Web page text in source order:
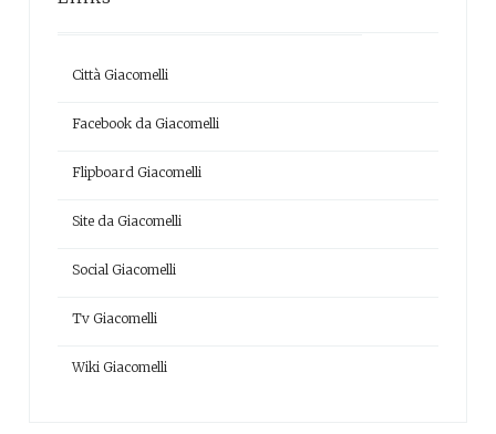
Città Giacomelli
Facebook da Giacomelli
Flipboard Giacomelli
Site da Giacomelli
Social Giacomelli
Tv Giacomelli
Wiki Giacomelli